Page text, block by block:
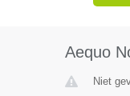
Aequo
Niet